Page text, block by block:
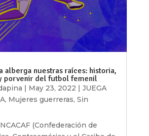
alberga nuestras raíces: historia,
porvenir del futbol femenil
| May 23, 2022 | JUEGA
, Mujeres guerreras, Sin
(Confederación de